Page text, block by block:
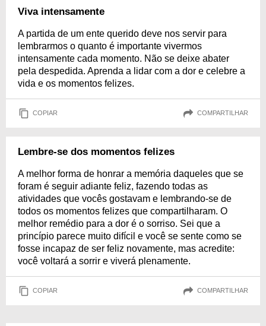
Viva intensamente
A partida de um ente querido deve nos servir para
lembrarmos o quanto é importante vivermos
intensamente cada momento. Não se deixe abater
pela despedida. Aprenda a lidar com a dor e celebre a
vida e os momentos felizes.
COPIAR COMPARTILHAR
Lembre-se dos momentos felizes
A melhor forma de honrar a memória daqueles que se
foram é seguir adiante feliz, fazendo todas as
atividades que vocês gostavam e lembrando-se de
todos os momentos felizes que compartilharam. O
melhor remédio para a dor é o sorriso. Sei que a
princípio parece muito difícil e você se sente como se
fosse incapaz de ser feliz novamente, mas acredite:
você voltará a sorrir e viverá plenamente.
COPIAR COMPARTILHAR